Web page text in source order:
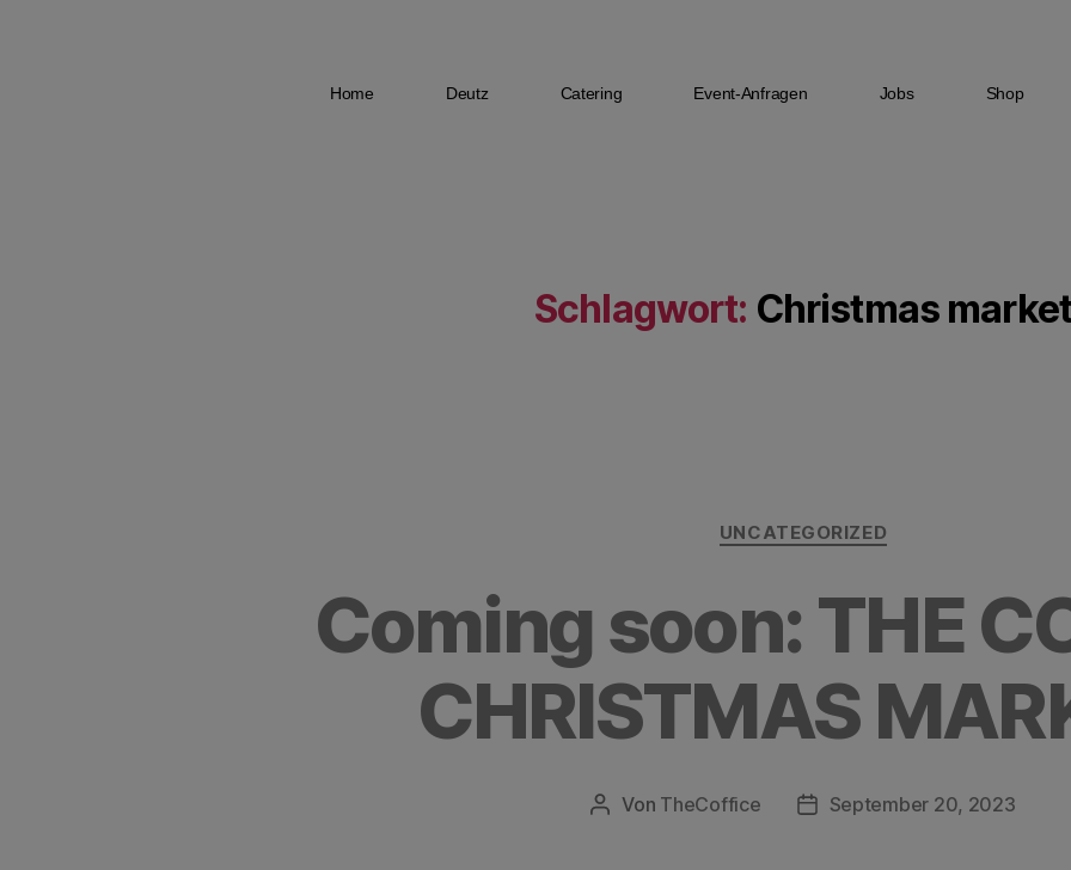
Home Deutz Catering Event-Anfragen Jobs Shop
Schlagwort: Christmas
UNCATEGORIZED
Coming soon: THE
CHRISTMAS
Von TheCoffice September 20, 2023